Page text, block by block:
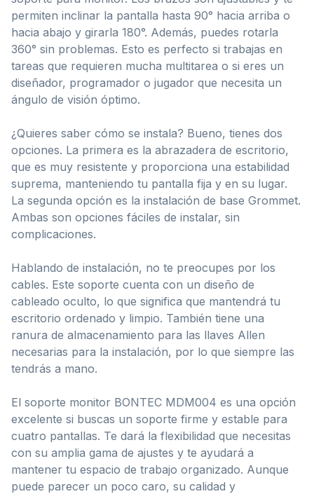
permiten inclinar la pantalla hasta 90° hacia arriba o
hacia abajo y girarla 180°. Además, puedes rotarla
360° sin problemas. Esto es perfecto si trabajas en
tareas que requieren mucha multitarea o si eres un
diseñador, programador o jugador que necesita un
ángulo de visión óptimo.
¿Quieres saber cómo se instala? Bueno, tienes dos
opciones. La primera es la abrazadera de escritorio,
que es muy resistente y proporciona una estabilidad
suprema, manteniendo tu pantalla fija y en su lugar.
La segunda opción es la instalación de base Grommet.
Ambas son opciones fáciles de instalar, sin
complicaciones.
Hablando de instalación, no te preocupes por los
cables. Este soporte cuenta con un diseño de
cableado oculto, lo que significa que mantendrá tu
escritorio ordenado y limpio. También tiene una
ranura de almacenamiento para las llaves Allen
necesarias para la instalación, por lo que siempre las
tendrás a mano.
El soporte monitor BONTEC MDM004 es una opción
excelente si buscas un soporte firme y estable para
cuatro pantallas. Te dará la flexibilidad que necesitas
con su amplia gama de ajustes y te ayudará a
mantener tu espacio de trabajo organizado. Aunque
puede parecer un poco caro, su calidad y